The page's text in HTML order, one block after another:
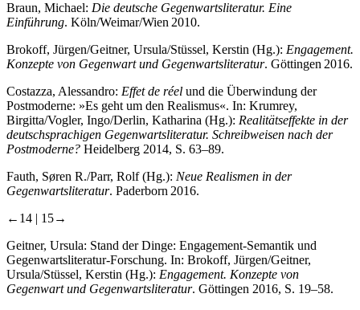
Braun, Michael: Die deutsche Gegenwartsliteratur. Eine
Einführung. Köln/Weimar/Wien 2010.
Brokoff, Jürgen/Geitner, Ursula/Stüssel, Kerstin (Hg.): Engagement.
Konzepte von Gegenwart und Gegenwartsliteratur. Göttingen 2016.
Costazza, Alessandro: Effet de réel und die Überwindung der
Postmoderne: »Es geht um den Realismus«. In: Krumrey,
Birgitta/Vogler, Ingo/Derlin, Katharina (Hg.): Realitätseffekte in der
deutschsprachigen Gegenwartsliteratur. Schreibweisen nach der
Postmoderne? Heidelberg 2014, S. 63–89.
Fauth, Søren R./Parr, Rolf (Hg.): Neue Realismen in der
Gegenwartsliteratur. Paderborn 2016.
←14 | 15→
Geitner, Ursula: Stand der Dinge: Engagement-Semantik und
Gegenwartsliteratur-Forschung. In: Brokoff, Jürgen/Geitner,
Ursula/Stüssel, Kerstin (Hg.): Engagement. Konzepte von
Gegenwart und Gegenwartsliteratur. Göttingen 2016, S. 19–58.